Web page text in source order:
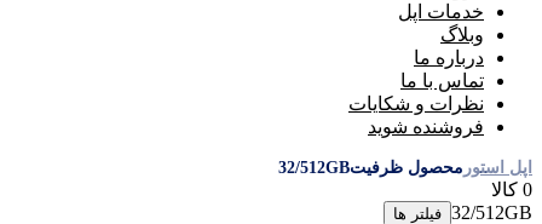
خدمات اپل
وبلاگ
درباره ما
تماس با ما
نظرات و شکایات
فروشنده شوید
اپل استور محصول ظرفیت32/512GB
0 کالا
32/512GB فیلتر ها